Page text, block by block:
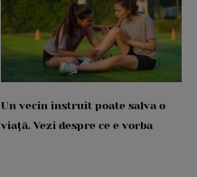
Un vecin instruit poate salva o
viață. Vezi despre ce e vorba